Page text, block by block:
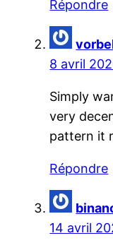
Répondre
8 avril
Simply
very
pattern it
Répondre
14 avril